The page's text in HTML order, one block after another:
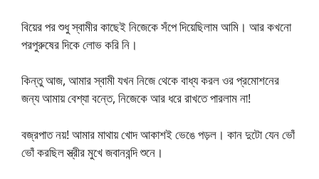
বিয়ের পর শুধু স্বামীর কাছেই নিজেকে সঁপে দিয়েছিলাম আমি। আর কখনো
পরপুরুষের দিকে লোভ করি নি।
কিন্তু আজ, আমার স্বামী যখন নিজে থেকে বাধ্য করল ওর প্রমোশনের
জন্য আমায় বেশ্যা বন্তে, নিজেকে আর ধরে রাখতে পারলাম না!
বজ্রপাত নয়! আমার মাথায় খোদ আকাশই ভেঙে পড়ল। কান দুটো যেন ভোঁ
ভোঁ করছিল স্ত্রীর মুখে জবানবন্দি শুনে।